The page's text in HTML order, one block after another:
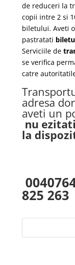
de reduceri la
copii intre 2 si
biletului. Aveti
pastratati
Serviciile de
se verifica
catre
adresa
aveti un
nu
la
825 263